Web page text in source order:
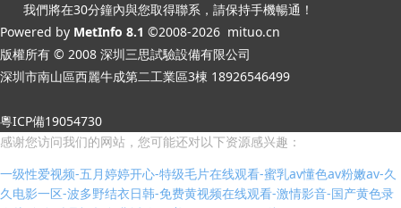
我們將在30分鐘內與您取得聯系，請保持手機暢通！
Powered by MetInfo 8.1 ©2008-2026 mituo.cn
版權所有 © 2008 深圳三思試驗設備有限公司
深圳市南山區西麗牛成第二工業區3棟 18926546499
粵ICP備19054730
感谢您访问我们的网站，您可能还对以下资源感兴趣：
一级性爱视频-五月婷婷开心-特级毛片在线观看-蜜乳av懂色av粉嫩av-久
久电影一区-波多野结衣日韩-免费黄视频在线观看-激情影音-国产黄色录